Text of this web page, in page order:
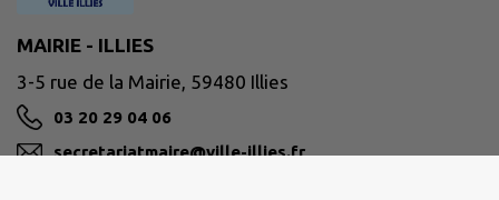
MAIRIE - ILLIES
3-5 rue de la Mairie, 59480 Illies
03 20 29 04 06
secretariatmaire@ville-illies.fr